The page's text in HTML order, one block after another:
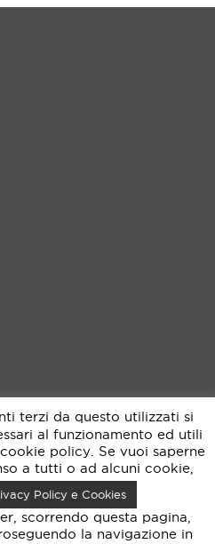
terzi da questo utilizzati si
al funzionamento ed utili
policy. Se vuoi saperne
a tutti o ad alcuni cookie,
Policy e Cookies
scorrendo questa pagina,
la navigazione in